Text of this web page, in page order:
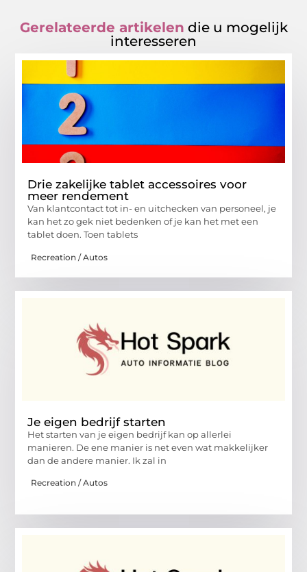
Gerelateerde artikelen die u mogelijk
interesseren
Drie zakelijke tablet accessoires voor
meer rendement
Van klantcontact tot in- en uitchecken van personeel, je
kan het zo gek niet bedenken of je kan het met een
tablet doen. Toen tablets
Recreation / Autos
Je eigen bedrijf starten
Het starten van je eigen bedrijf kan op allerlei
manieren. De ene manier is net even wat makkelijker
dan de andere manier. Ik zal in
Recreation / Autos